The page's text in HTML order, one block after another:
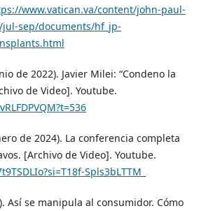
www.vatican.va/content/john-paul-
sep/documents/hf_jp-
de 2022). Javier Milei: “Condeno la
de Video]. Youtube.
de 2024). La conferencia completa
[Archivo de Video]. Youtube.
Spls3bLTTM_
Así se manipula al consumidor. Cómo